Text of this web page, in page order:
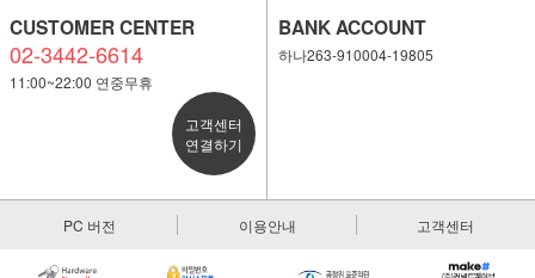
CUSTOMER CENTER
02-3442-6614
11:00~22:00 연중무휴
고객센터
연결하기
BANK ACCOUNT
하나263-910004-19805
PC 버전 이용안내 고객센터